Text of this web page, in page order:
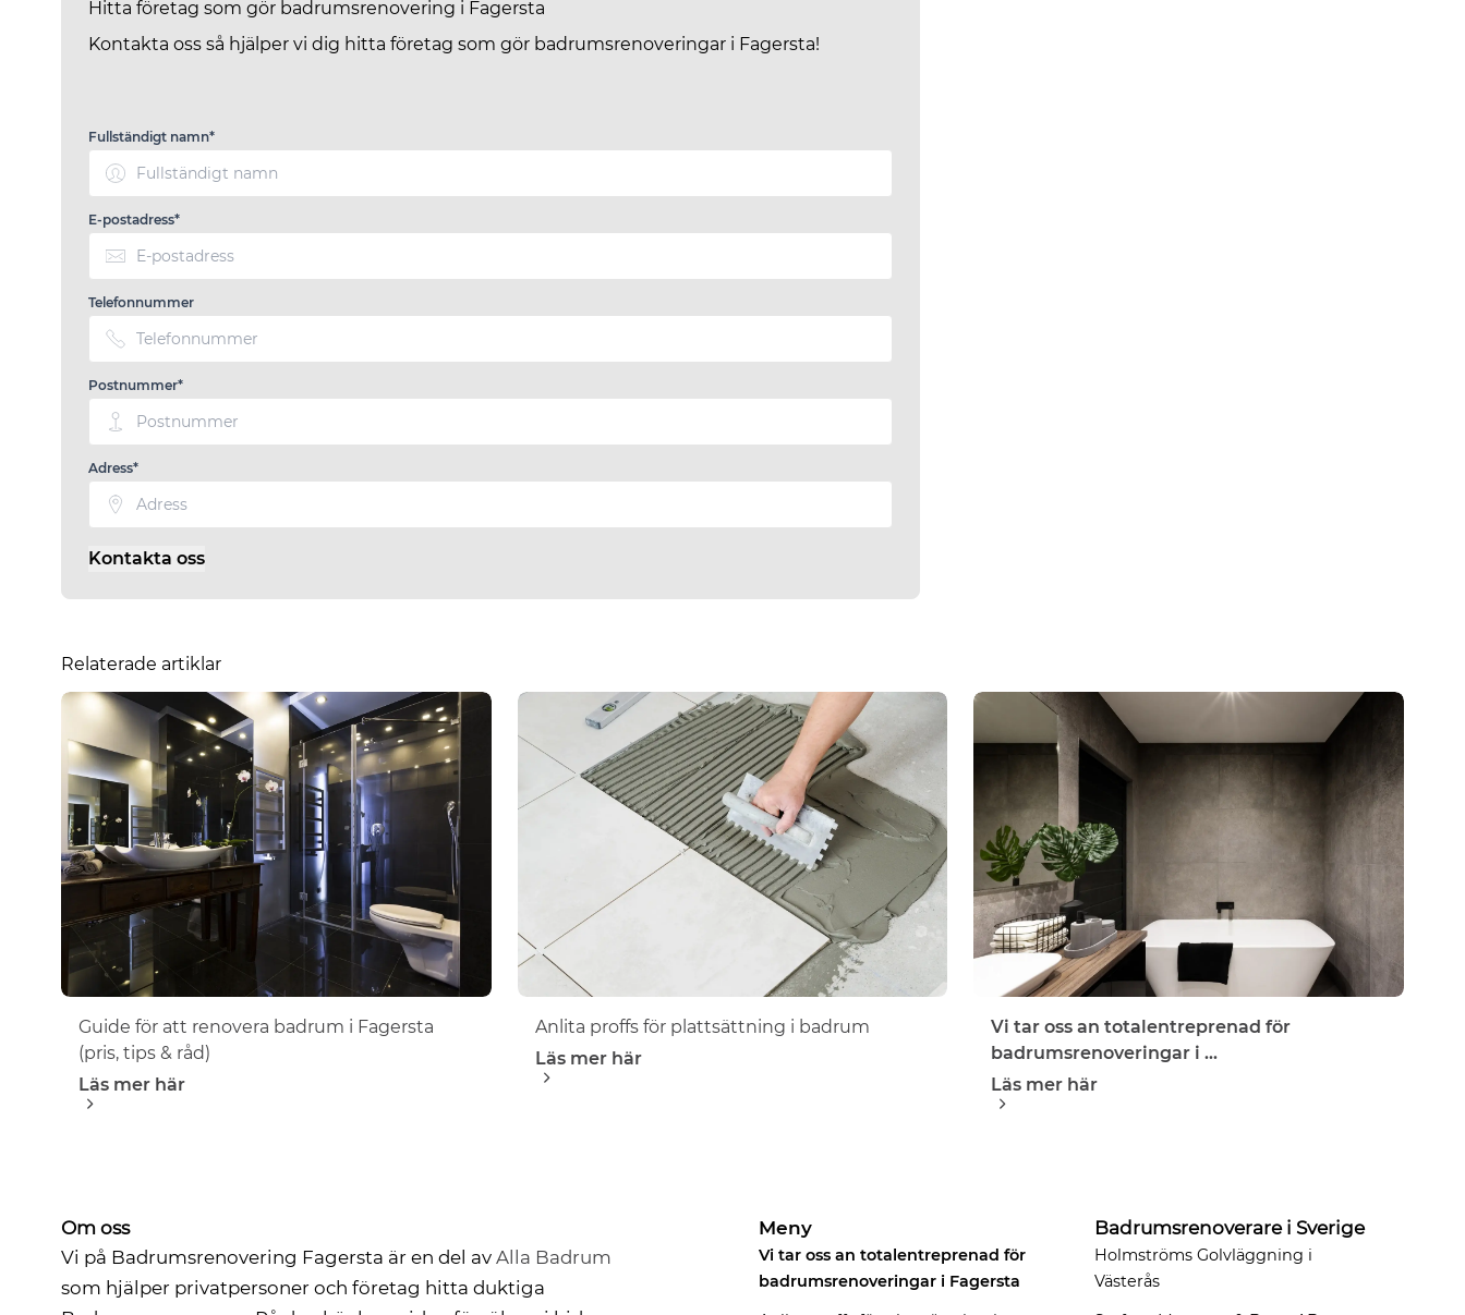
Hitta företag som gör badrumsrenovering i Fagersta
Kontakta oss så hjälper vi dig hitta företag som gör badrumsrenoveringar i Fagersta!
Fullständigt namn*
E-postadress*
Telefonnummer
Postnummer*
Adress*
Kontakta oss
Relaterade artiklar
Guide för att renovera badrum i Fagersta
(pris, tips & råd)
Läs mer här
Anlita proffs för plattsättning i badrum
Läs mer här
Vi tar oss an totalentreprenad för
badrumsrenoveringar i ...
Läs mer här
Om oss
Vi på Badrumsrenovering Fagersta är en del av Alla Badrum
som hjälper privatpersoner och företag hitta duktiga
Meny
Vi tar oss an totalentreprenad för
badrumsrenoveringar i Fagersta
Badrumsrenoverare i Sverige
Holmströms Golvläggning i
Västerås